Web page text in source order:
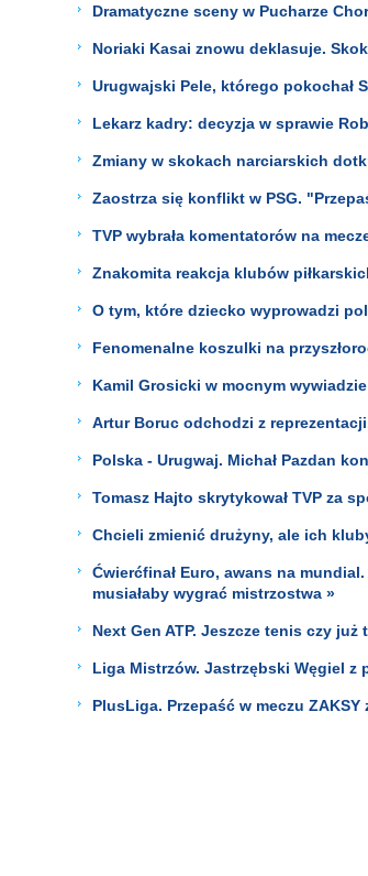
Dramatyczne sceny w Pucharze
Noriaki Kasai znowu deklasuje.
Urugwajski Pele, którego pokochał
Lekarz kadry: decyzja w sprawie
Zmiany w skokach narciarskich
Zaostrza się konflikt w PSG.
TVP wybrała komentatorów na
Znakomita reakcja klubów
O tym, które dziecko wyprowadzi
Fenomenalne koszulki na
Kamil Grosicki w mocnym
Artur Boruc odchodzi z
Polska - Urugwaj. Michał Pazdan
Tomasz Hajto skrytykował TVP za
Chcieli zmienić drużyny, ale ich
Ćwierćfinał Euro, awans na
musiałaby wygrać mistrzostwa »
Next Gen ATP. Jeszcze tenis czy już
Liga Mistrzów. Jastrzębski Węgiel z
PlusLiga. Przepaść w meczu